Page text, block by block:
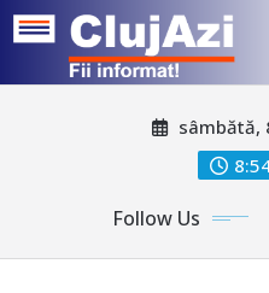
sâmbătă,
Follow Us